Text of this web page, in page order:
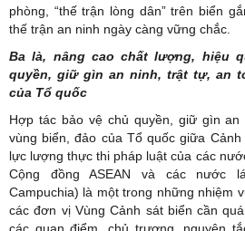
phòng, “thế trận lòng dân” trên biển
thế trận an ninh ngày càng vững chắc.
Ba là, nâng cao chất lượng, hiệu
quyền, giữ gìn an ninh, trật tự, an
của Tổ quốc
Hợp tác bảo vệ chủ quyền, giữ gìn
vùng biển, đảo của Tổ quốc giữa
lực lượng thực thi pháp luật của các
Cộng đồng ASEAN và các nước
Campuchia) là một trong những nhiệm
các đơn vị Vùng Cảnh sát biển cần